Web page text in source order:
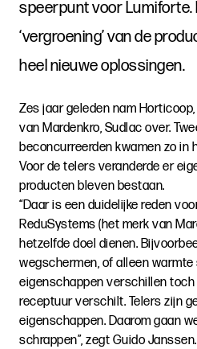
speerpunt voor Lumiforte.
‘vergroening’ van de
heel nieuwe oplossingen.
Zes jaar geleden nam
van Mardenkro, Sudlac over.
beconcurreerden kwamen zo in
Voor de telers veranderde er
producten bleven bestaan.
“Daar is een duidelijke reden
ReduSystems (het merk van
hetzelfde doel dienen.
wegschermen, of alleen
eigenschappen verschillen toch
receptuur verschilt. Telers zijn
eigenschappen. Daarom gaan
schrappen”, zegt Guido